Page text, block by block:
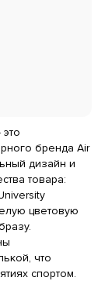
бренда Air
дизайн и
товара:
цветовую
что
спортом.